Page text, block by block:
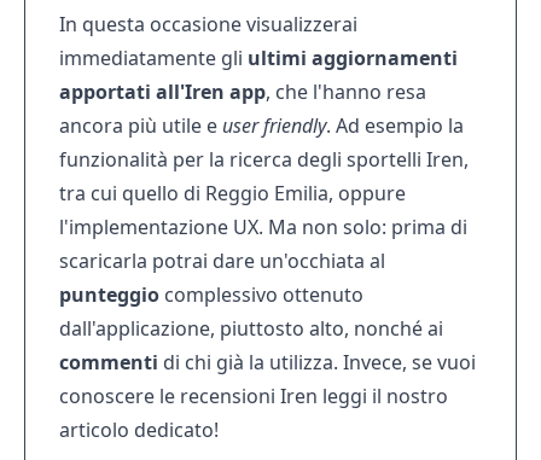
In questa occasione visualizzerai
immediatamente gli ultimi aggiornamenti
apportati all'Iren app, che l'hanno resa
ancora più utile e user friendly. Ad esempio la
funzionalità per la ricerca degli sportelli Iren,
tra cui quello di Reggio Emilia, oppure
l'implementazione UX. Ma non solo: prima di
scaricarla potrai dare un'occhiata al
punteggio complessivo ottenuto
dall'applicazione, piuttosto alto, nonché ai
commenti di chi già la utilizza. Invece, se vuoi
conoscere le recensioni Iren leggi il nostro
articolo dedicato!